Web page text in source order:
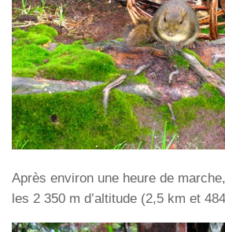
Après environ une heure de
les 2 350 m d’altitude (2,5 km et